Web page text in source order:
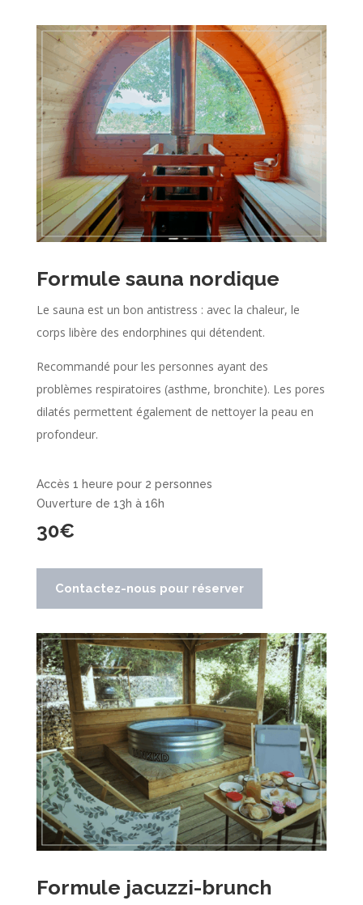
Formule sauna nordique
Le sauna est un bon antistress : avec la chaleur, le
corps libère des endorphines qui détendent.
Recommandé pour les personnes ayant des
problèmes respiratoires (asthme, bronchite). Les pores
dilatés permettent également de nettoyer la peau en
profondeur.
Accès 1 heure pour 2 personnes
Ouverture de 13h à 16h
30€
Contactez-nous pour réserver
Formule jacuzzi-brunch